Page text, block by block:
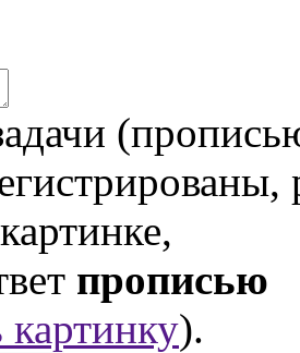
прописью
).